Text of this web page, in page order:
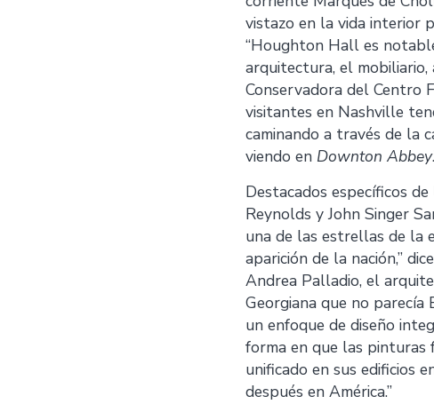
vistazo en la vida interior
“Houghton Hall es
arquitectura, el
Conservadora del Centro
visitantes en Nashville
caminando a través de la
viendo en Downton Abbey
Destacados específicos
Reynolds y John Singer
una de las estrellas de la
aparición de la nación,”
Andrea Palladio, el
Georgiana que no
un enfoque de diseño
forma en que las pinturas
unificado en sus edificios
después en América.”